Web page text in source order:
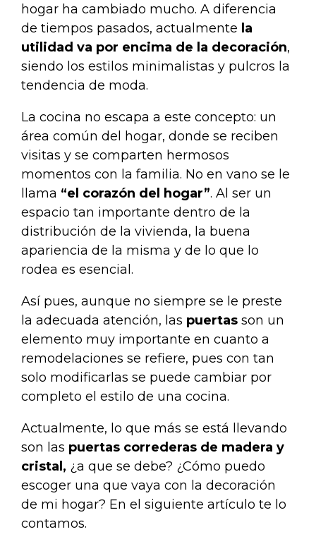
hogar ha cambiado mucho. A diferencia
de tiempos pasados, actualmente la
utilidad va por encima de la decoración,
siendo los estilos minimalistas y pulcros la
tendencia de moda.
La cocina no escapa a este concepto: un
área común del hogar, donde se reciben
visitas y se comparten hermosos
momentos con la familia. No en vano se le
llama “el corazón del hogar”. Al ser un
espacio tan importante dentro de la
distribución de la vivienda, la buena
apariencia de la misma y de lo que lo
rodea es esencial.
Así pues, aunque no siempre se le preste
la adecuada atención, las puertas son un
elemento muy importante en cuanto a
remodelaciones se refiere, pues con tan
solo modificarlas se puede cambiar por
completo el estilo de una cocina.
Actualmente, lo que más se está llevando
son las puertas correderas de madera y
cristal, ¿a que se debe? ¿Cómo puedo
escoger una que vaya con la decoración
de mi hogar? En el siguiente artículo te lo
contamos.